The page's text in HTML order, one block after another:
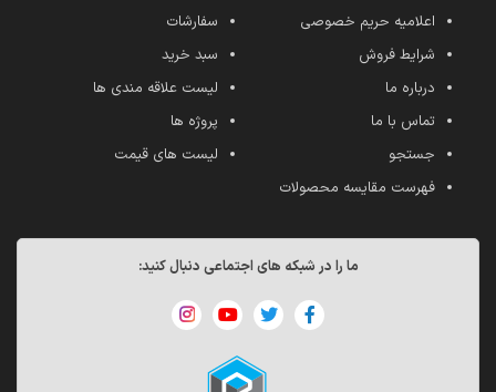
اعلامیه حریم خصوصی
شرایط فروش
درباره ما
تماس با ما
جستجو
فهرست مقایسه محصولات
سفارشات
سبد خرید
لیست علاقه مندی ها
پروژه ها
لیست های قیمت
ما را در شبکه های اجتماعی دنبال کنید: